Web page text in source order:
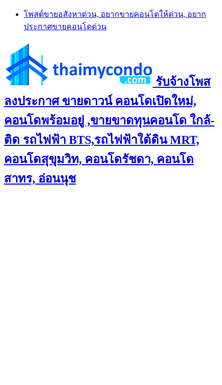
Skip
content
โพสต์ขายอสังหาด่วน, อยากขายคอนโดให้ด่วน, อยาก
ประกาศขายคอนโดด่วน
รับจ้างโพส
ลงประกาศ ขายดาวน์ คอนโดเปิดใหม่,
คอนโดพร้อมอยู่ ,ขายขาดทุนคอนโด ใกล้-
ติด รถไฟฟ้า BTS,รถไฟฟ้าใต้ดิน MRT,
คอนโดสุขุมวิท, คอนโดรัชดา, คอนโด
สาทร, อ่อนนุช